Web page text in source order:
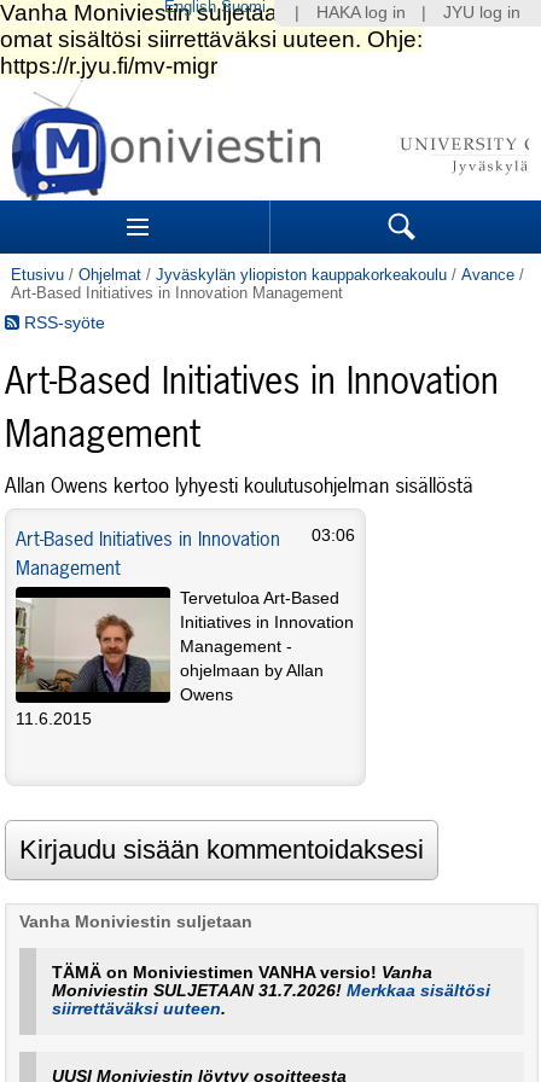
Siirry
sisältöön.
|
Siirry
navigointiin
Sections Search
Etusivu / Ohjelmat / Jyväskylän yliopiston kauppakorkeakoulu / Avance /
Art-Based Initiatives in Innovation Management
RSS-syöte
Art-Based Initiatives in Innovation
Management
Allan Owens kertoo lyhyesti koulutusohjelman sisällöstä
Art-Based Initiatives in Innovation
Management
03:06
Tervetuloa Art-Based
Initiatives in Innovation
Management -
ohjelmaan by Allan
Owens
11.6.2015
Vanha Moniviestin suljetaan
TÄMÄ on Moniviestimen VANHA versio! Vanha
Moniviestin SULJETAAN 31.7.2026!Merkkaa sisältösi
siirrettäväksi uuteen.
UUSI Moniviestin löytyy osoitteesta
HAKA log in JYU log in
English Suomi